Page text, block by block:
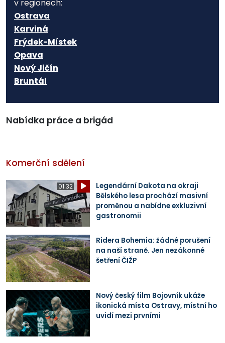
v regionech:
Ostrava
Karviná
Frýdek-Místek
Opava
Nový Jičín
Bruntál
Nabídka práce a brigád
Komerční sdělení
01:32
Legendární Dakota na okraji
Bělského lesa prochází masivní
proměnou a nabídne exkluzivní
gastronomii
Ridera Bohemia: žádné porušení
na naší straně. Jen nezákonné
šetření ČIŽP
Nový český film Bojovník ukáže
ikonická místa Ostravy, místní ho
uvidí mezi prvními